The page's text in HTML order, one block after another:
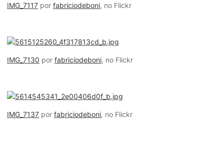
IMG_7117 por fabriciodeboni, no Flickr
IMG_7130 por fabriciodeboni, no Flickr
IMG_7137 por fabriciodeboni, no Flickr